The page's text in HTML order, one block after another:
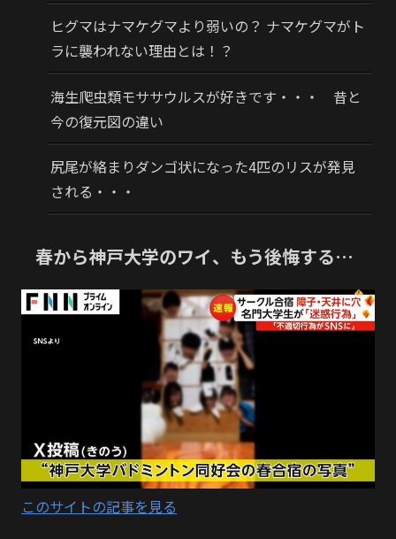
ヒグマはナマケグマより弱いの？ ナマケグマがト
ラに襲われない理由とは！？
海生爬虫類モササウルスが好きです・・・ 昔と
今の復元図の違い
尻尾が絡まりダンゴ状になった4匹のリスが発見
される・・・
春から神戸大学のワイ、もう後悔する…
このサイトの記事を見る